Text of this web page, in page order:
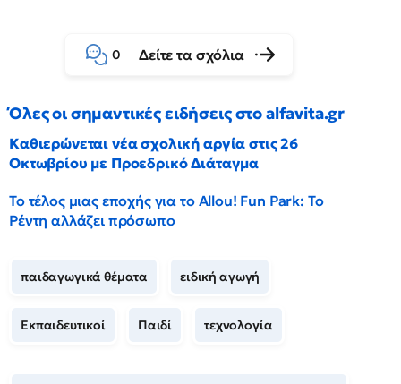
0 Δείτε τα σχόλια
Όλες οι σημαντικές ειδήσεις στο alfavita.gr
Καθιερώνεται νέα σχολική αργία στις 26
Οκτωβρίου με Προεδρικό Διάταγμα
Το τέλος μιας εποχής για το Allou! Fun Park: Το
Ρέντη αλλάζει πρόσωπο
παιδαγωγικά θέματα ειδική αγωγή
Εκπαιδευτικοί Παιδί τεχνολογία